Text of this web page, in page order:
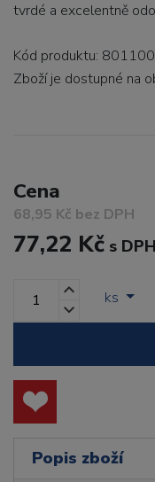
tvrdé a excelentně
Kód produktu: 801100
Zboží je dostupné na
Cena
68,95 Kč bez DPH
77,22 Kč s DPH
ks
Popis zboží